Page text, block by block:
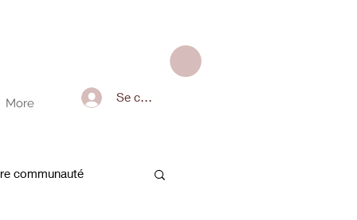
More Se connecter
communauté